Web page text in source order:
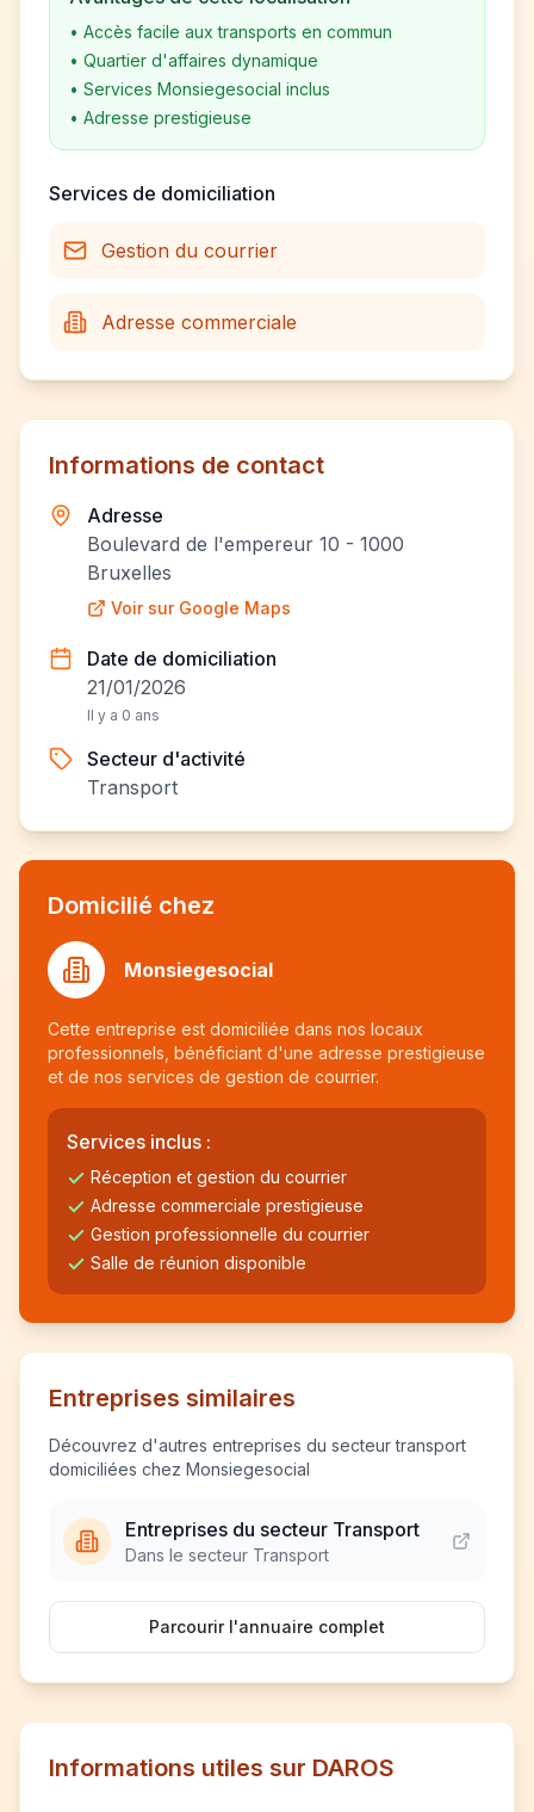
• Accès facile aux transports en commun
• Quartier d'affaires dynamique
• Services Monsiegesocial inclus
• Adresse prestigieuse
Services de domiciliation
Gestion du courrier
Adresse commerciale
Informations de contact
Adresse
Boulevard de l'empereur 10 - 1000
Bruxelles
Voir sur Google Maps
Date de domiciliation
21/01/2026
Il y a 0 ans
Secteur d'activité
Transport
Domicilié chez
Monsiegesocial
Cette entreprise est domiciliée dans nos locaux
professionnels, bénéficiant d'une adresse prestigieuse
et de nos services de gestion de courrier.
Services inclus :
Réception et gestion du courrier
Adresse commerciale prestigieuse
Gestion professionnelle du courrier
Salle de réunion disponible
Entreprises similaires
Découvrez d'autres entreprises du secteur transport
domiciliées chez Monsiegesocial
Entreprises du secteur Transport
Dans le secteur Transport
Parcourir l'annuaire complet
Informations utiles sur DAROS